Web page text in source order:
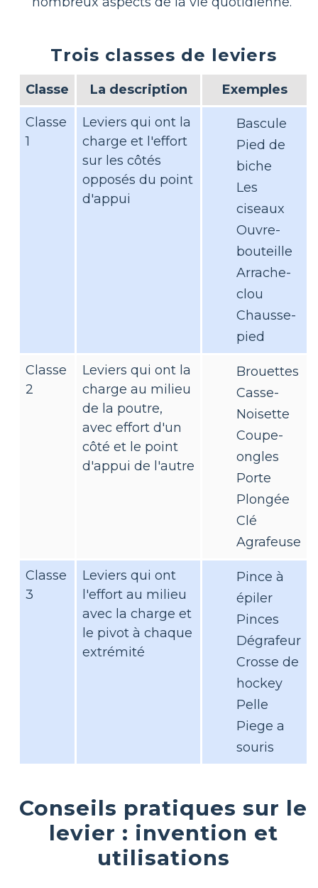
Trois classes de leviers
Classe La description Exemples
Classe
1
Leviers qui ont la
charge et l'effort
sur les côtés
opposés du point
d'appui
Bascule
Pied de
biche
Les
ciseaux
Ouvre-
bouteille
Arrache-
clou
Chausse-
pied
Classe
2
Leviers qui ont la
charge au milieu
de la poutre,
avec effort d'un
côté et le point
d'appui de l'autre
Brouettes
Casse-
Noisette
Coupe-
ongles
Porte
Plongée
Clé
Agrafeuse
Classe
3
Leviers qui ont
l'effort au milieu
avec la charge et
le pivot à chaque
extrémité
Pince à
épiler
Pinces
Dégrafeur
Crosse de
hockey
Pelle
Piege a
souris
Conseils pratiques sur le
levier : invention et
utilisations